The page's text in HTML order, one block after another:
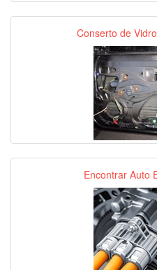
Conserto de
Encontrar Auto